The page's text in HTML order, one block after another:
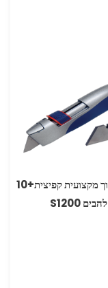
סכין חיתוך מקצועית קפיצית+10
להבים S1200